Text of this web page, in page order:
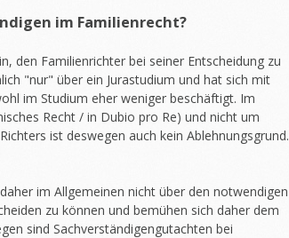
im Familienrecht?
den Familienrichter bei seiner Entscheidung zu
"nur" über ein Jurastudium und hat sich mit
im Studium eher weniger beschäftigt. Im
Recht / in Dubio pro Re) und nicht um
ist deswegen auch kein Ablehnungsgrund.
im Allgemeinen nicht über den notwendigen
zu können und bemühen sich daher dem
sind Sachverständigengutachten bei